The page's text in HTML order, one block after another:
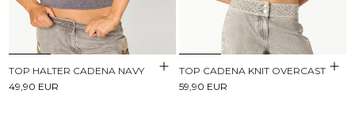
TOP HALTER CADENA NAVY
49,90 EUR
TOP CADENA KNIT OVERCAST
59,90 EUR